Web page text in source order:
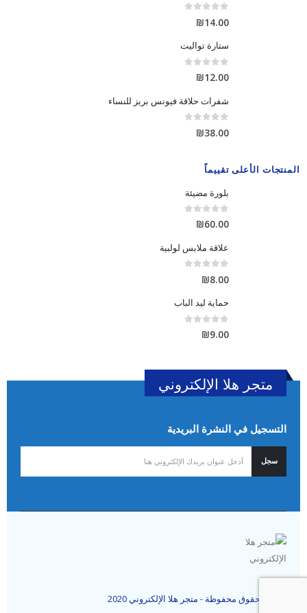
₪14.00
ستارة تواليت
0
out of 5
₪12.00
شفرات حلاقة فيونس بريز للنساء
₪38.00
المنتجات الأعلى تقييماً
بلورة مضيئة
0
out of 5
₪60.00
علاقة ملابس لولبية
₪8.00
حماية ليد الباب
0
out of 5
₪9.00
متجر هلا الإلكتروني
التسجيل في النشرة البريدية
جميع الحقوق محفوظة - متجر هلا الإلكتروني 2020